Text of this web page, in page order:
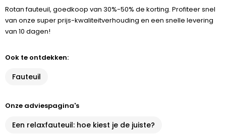
Rotan fauteuil, goedkoop van 30%-50% de korting. Profiteer snel
van onze super prijs-kwaliteitverhouding en een snelle levering
van 10 dagen!
Ook te ontdekken:
Fauteuil
Onze adviespagina's
Een relaxfauteuil: hoe kiest je de juiste?